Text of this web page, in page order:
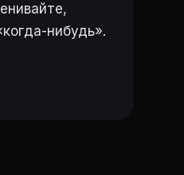
нибудь».